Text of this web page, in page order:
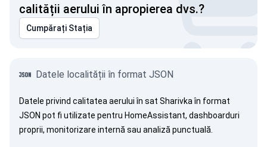
calității aerului în apropierea dvs.?
Cumpărați Stația
Datele localității în format JSON
Datele privind calitatea aerului în sat Sharivka în format
JSON pot fi utilizate pentru HomeAssistant, dashboarduri
proprii, monitorizare internă sau analiză punctuală.